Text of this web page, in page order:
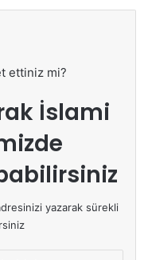
ettiniz mi?
İslami
yazarak sürekli